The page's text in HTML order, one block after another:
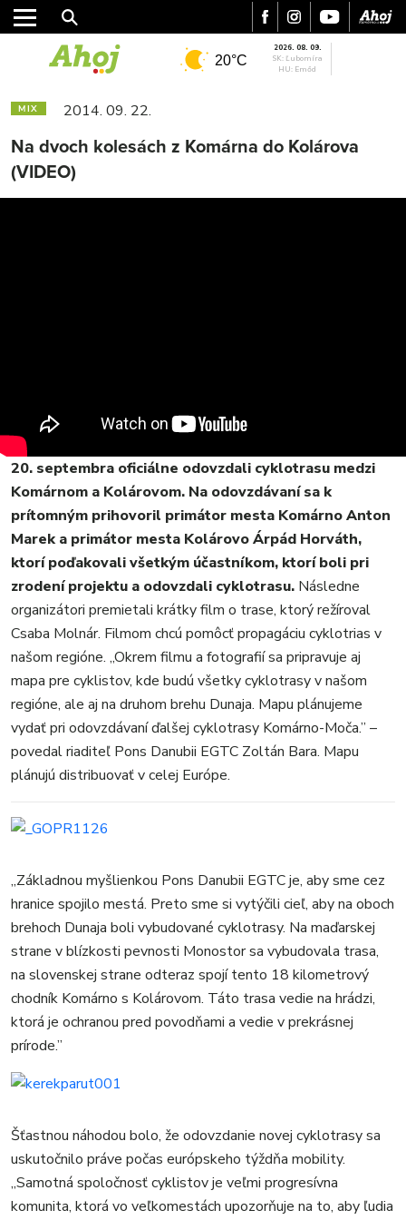
REGIÓN
ŠPORT
FOTKY
VIDEO
MIX
20°C
2026. 08. 09.
SK: Ľubomíra
HU: Emőd
MIX 2014. 09. 22.
Na dvoch kolesách z Komárna do Kolárova
(VIDEO)
20. septembra oficiálne odovzdali cyklotrasu medzi
Komárnom a Kolárovom. Na odovzdávaní sa k
prítomným prihovoril primátor mesta Komárno Anton
Marek a primátor mesta Kolárovo Árpád Horváth,
ktorí poďakovali všetkým účastníkom, ktorí boli pri
zrodení projektu a odovzdali cyklotrasu. Následne
organizátori premietali krátky film o trase, ktorý režíroval
Csaba Molnár. Filmom chcú pomôcť propagáciu cyklotrias v
našom regióne. „Okrem filmu a fotografií sa pripravuje aj
mapa pre cyklistov, kde budú všetky cyklotrasy v našom
regióne, ale aj na druhom brehu Dunaja. Mapu plánujeme
vydať pri odovzdávaní ďalšej cyklotrasy Komárno-Moča.” –
povedal riaditeľ Pons Danubii EGTC Zoltán Bara. Mapu
plánujú distribuovať v celej Európe.
„Základnou myšlienkou Pons Danubii EGTC je, aby sme cez
hranice spojilo mestá. Preto sme si vytýčili cieľ, aby na oboch
brehoch Dunaja boli vybudované cyklotrasy. Na maďarskej
strane v blízkosti pevnosti Monostor sa vybudovala trasa,
na slovenskej strane odteraz spojí tento 18 kilometrový
chodník Komárno s Kolárovom. Táto trasa vedie na hrádzi,
ktorá je ochranou pred povodňami a vedie v prekrásnej
prírode.”
Šťastnou náhodou bolo, že odovzdanie novej cyklotrasy sa
uskutočnilo práve počas európskeho týždňa mobility.
„Samotná spoločnosť cyklistov je veľmi progresívna
komunita, ktorá vo veľkomestách upozorňuje na to, aby ľudia